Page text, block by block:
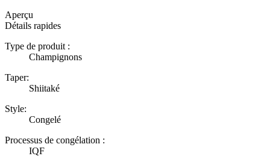
Aperçu
Détails rapides
Type de produit :
Champignons
Taper:
Shiitaké
Style:
Congelé
Processus de congélation :
IQF